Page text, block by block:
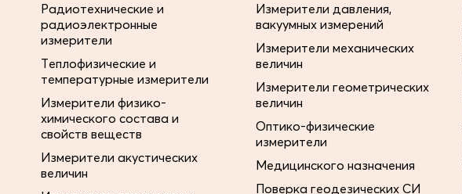
Радиотехнические и
радиоэлектронные
измерители
Теплофизические и
температурные измерители
Измерители физико-
химического состава и
свойств веществ
Измерители акустических
величин
Измерители давления,
вакуумных измерений
Измерители механических
величин
Измерители геометрических
величин
Оптико-физические
измерители
Медицинского назначения
Поверка геодезических СИ